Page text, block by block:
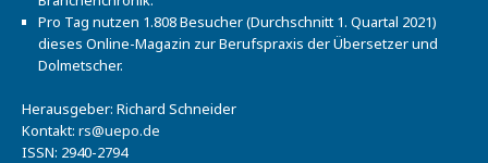
Pro Tag nutzen 1.808 Besucher (Durchschnitt 1. Quartal 2021)
dieses Online-Magazin zur Berufspraxis der Übersetzer und
Dolmetscher.
Herausgeber: Richard Schneider
Kontakt: rs@uepo.de
ISSN: 2940-2794